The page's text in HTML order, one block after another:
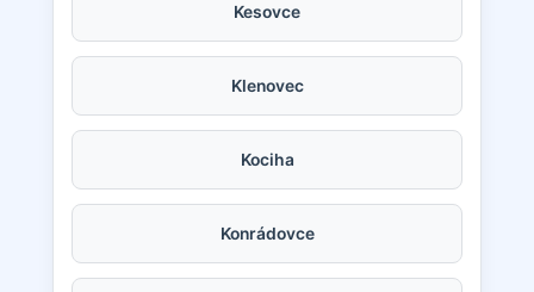
Kesovce
Klenovec
Kociha
Konrádovce